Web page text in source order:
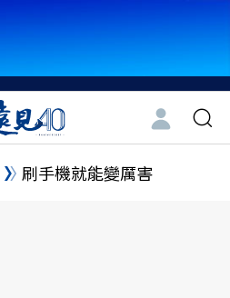
刷手機就能變厲害